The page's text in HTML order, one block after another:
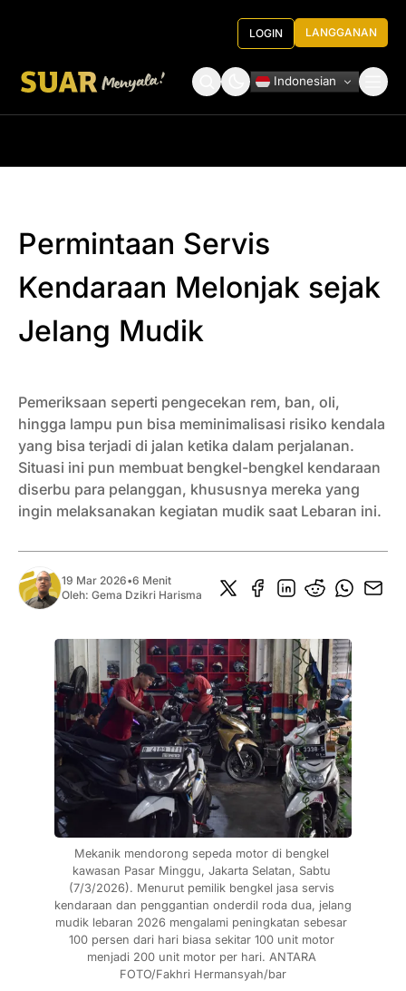
LOGIN LANGGANAN
Indonesian
Permintaan Servis
Kendaraan Melonjak sejak
Jelang Mudik
Pemeriksaan seperti pengecekan rem, ban, oli,
hingga lampu pun bisa meminimalisasi risiko kendala
yang bisa terjadi di jalan ketika dalam perjalanan.
Situasi ini pun membuat bengkel-bengkel kendaraan
diserbu para pelanggan, khususnya mereka yang
ingin melaksanakan kegiatan mudik saat Lebaran ini.
19 Mar 2026•6 Menit
Oleh: Gema Dzikri Harisma
Mekanik mendorong sepeda motor di bengkel
kawasan Pasar Minggu, Jakarta Selatan, Sabtu
(7/3/2026). Menurut pemilik bengkel jasa servis
kendaraan dan penggantian onderdil roda dua, jelang
mudik lebaran 2026 mengalami peningkatan sebesar
100 persen dari hari biasa sekitar 100 unit motor
menjadi 200 unit motor per hari. ANTARA
FOTO/Fakhri Hermansyah/bar